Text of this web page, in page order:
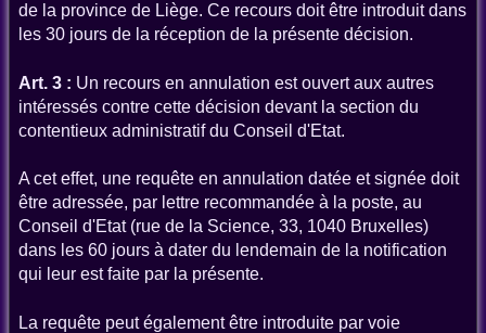
de la province de Liège. Ce recours doit être introduit dans
les 30 jours de la réception de la présente décision.
Art. 3 : Un recours en annulation est ouvert aux autres
intéressés contre cette décision devant la section du
contentieux administratif du Conseil d'Etat.
A cet effet, une requête en annulation datée et signée doit
être adressée, par lettre recommandée à la poste, au
Conseil d'Etat (rue de la Science, 33, 1040 Bruxelles)
dans les 60 jours à dater du lendemain de la notification
qui leur est faite par la présente.
La requête peut également être introduite par voie